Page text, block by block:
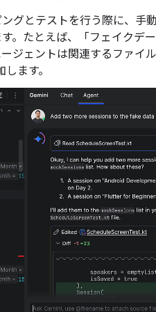
グとテストを行う際に、手
。たとえば、「フェイクデ
ジェントは関連するファイ
ます。